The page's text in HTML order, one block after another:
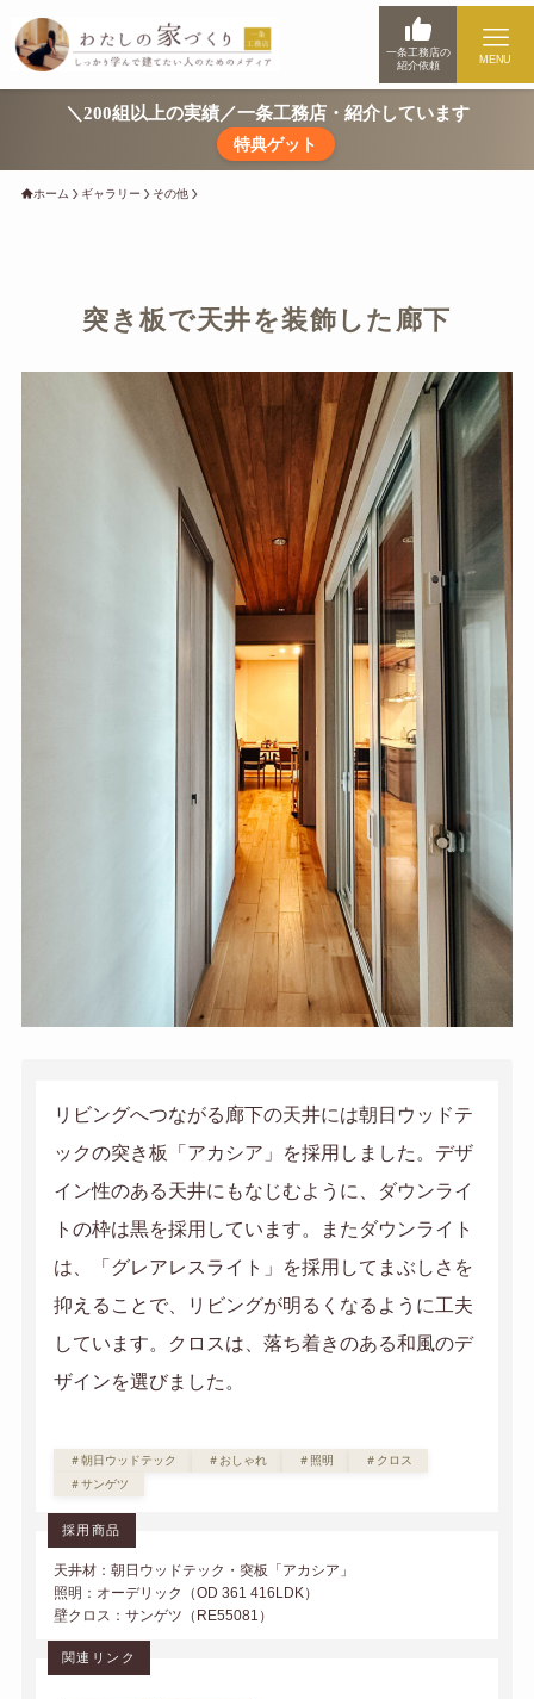
一条工務店の
紹介依頼
MENU
＼200組以上の実績／一条工務店・紹介しています
特典ゲット
ホーム ギャラリー その他
突き板で天井を装飾した廊下
リビングへつながる廊下の天井には朝日ウッドテ
ックの突き板「アカシア」を採用しました。デザ
イン性のある天井にもなじむように、ダウンライ
トの枠は黒を採用しています。またダウンライト
は、「グレアレスライト」を採用してまぶしさを
抑えることで、リビングが明るくなるように工夫
しています。クロスは、落ち着きのある和風のデ
ザインを選びました。
＃朝⽇ウッドテック ＃おしゃれ ＃照明
＃クロス
＃サンゲツ
採用商品
天井材：朝日ウッドテック・突板「アカシア」
照明：オーデリック（OD 361 416LDK）
壁クロス：サンゲツ（RE55081）
関連リンク